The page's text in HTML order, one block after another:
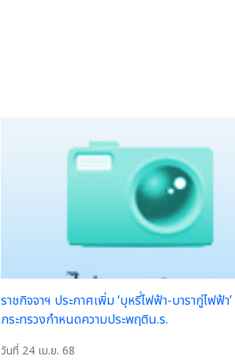
ราชกิจจาฯ ประกาศเพิ่ม ‘บุหรี่ไฟฟ้า-บารากู่ไฟฟ้า
กระทรวงกำหนดความประพฤติน.ร.
วันที่ 24 เม.ย. 68